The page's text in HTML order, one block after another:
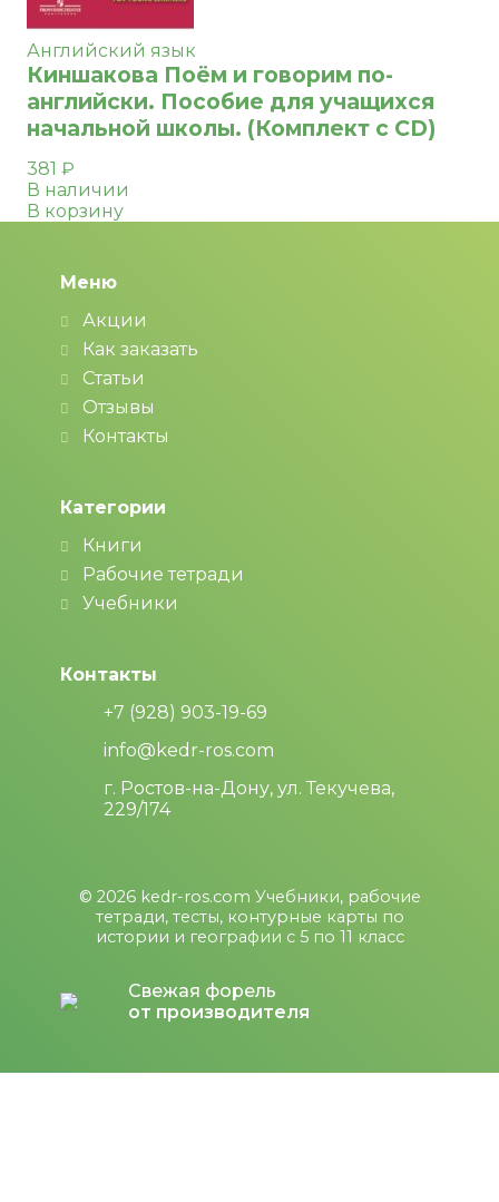
Английский язык
Киншакова Поём и говорим по-
английски. Пособие для учащихся
начальной школы. (Комплект с CD)
381 ₽
В наличии
В корзину
Меню
Акции
Как заказать
Статьи
Отзывы
Контакты
Категории
Книги
Рабочие тетради
Учебники
Контакты
+7 (928) 903-19-69
info@kedr-ros.com
г. Ростов-на-Дону, ул. Текучева,
229/174
© 2026 kedr-ros.com Учебники, рабочие
тетради, тесты, контурные карты по
истории и географии с 5 по 11 класс
Свежая форель
от производителя